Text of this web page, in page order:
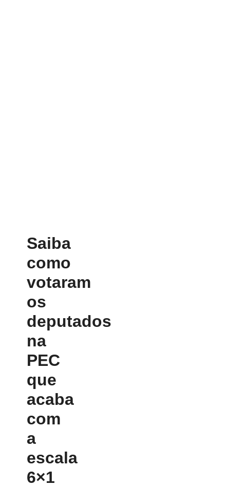
Saiba
como
votaram
os
deputados
na
PEC
que
acaba
com
a
escala
6×1